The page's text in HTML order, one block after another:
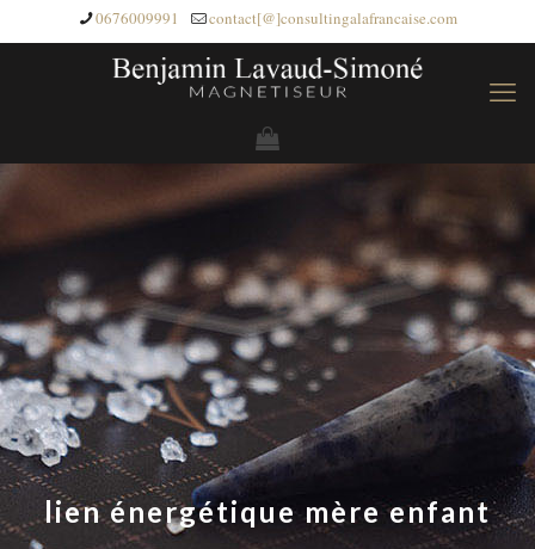
0676009991 contact[@]consultingalafrancaise.com
lien énergétique mère enfant